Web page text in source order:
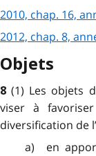
2010, chap. 16,
2012, chap. 8,
Objets
8(1) Les objets
viser à
diversification de
a) en